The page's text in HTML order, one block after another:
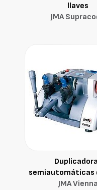
llaves
JMA
semiautomáticas
JMA Vienna